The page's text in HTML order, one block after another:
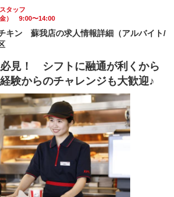
タッフ
金） 9:00〜14:00
キン 蘇我店の求人情報詳細（アルバイト/
見！ シフトに融通が利くから
験からのチャレンジも大歓迎♪